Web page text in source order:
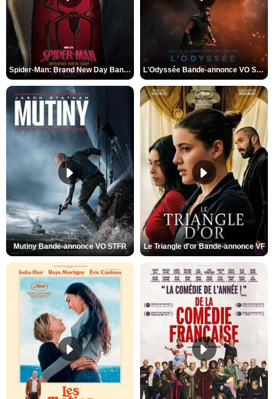
Spider-Man: Brand New Day Bande-annonce VO STFR L'Odyssée Bande-annonce VO STFR
Mutiny Bande-annonce VO STFR Le Triangle d'or Bande-annonce VF